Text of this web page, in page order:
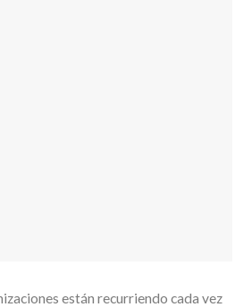
están recurriendo cada vez